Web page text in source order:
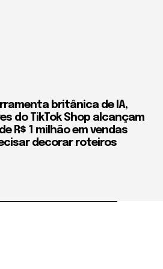
britânica de IA,
do TikTok Shop alcançam
R$ 1 milhão em vendas
decorar roteiros